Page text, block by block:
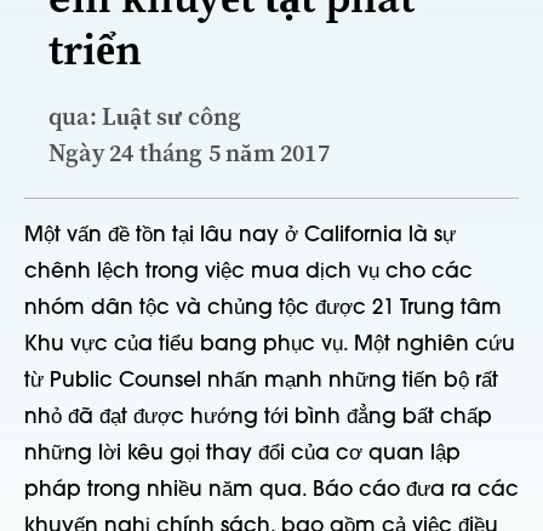
triển
qua: Luật sư công
Ngày 24 tháng 5 năm 2017
Một vấn đề tồn tại lâu nay ở California là sự
chênh lệch trong việc mua dịch vụ cho các
nhóm dân tộc và chủng tộc được 21 Trung tâm
Khu vực của tiểu bang phục vụ. Một nghiên cứu
từ Public Counsel nhấn mạnh những tiến bộ rất
nhỏ đã đạt được hướng tới bình đẳng bất chấp
những lời kêu gọi thay đổi của cơ quan lập
pháp trong nhiều năm qua. Báo cáo đưa ra các
khuyến nghị chính sách, bao gồm cả việc điều